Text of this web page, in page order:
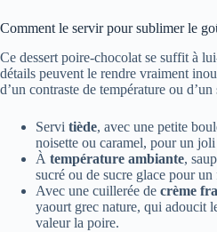
Comment le servir pour sublimer le
Ce dessert poire-chocolat se suffit à
détails peuvent le rendre vraiment
d’un contraste de température ou
Servi tiède, avec une petite
noisette ou caramel, pour un
À température ambiante,
sucré ou de sucre glace pour
Avec une cuillerée de crème
yaourt grec nature, qui adoucit
valeur la poire.